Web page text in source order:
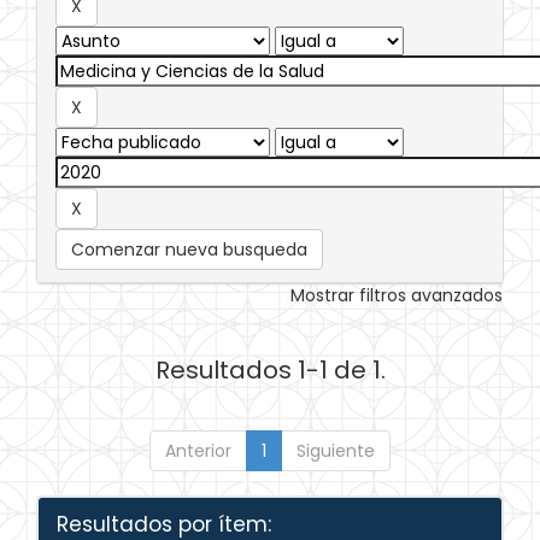
Comenzar nueva busqueda
Mostrar filtros avanzados
Resultados 1-1 de 1.
Anterior 1 Siguiente
Resultados por ítem: